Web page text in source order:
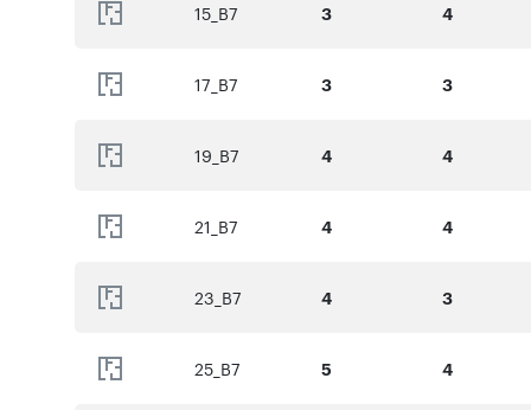
15_B7 3 4
17_B7 3 3
19_B7 4 4
21_B7 4 4
23_B7 4 3
25_B7 5 4